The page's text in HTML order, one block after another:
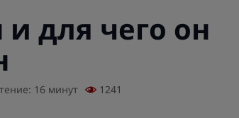
и для чего он
16 минут 1241